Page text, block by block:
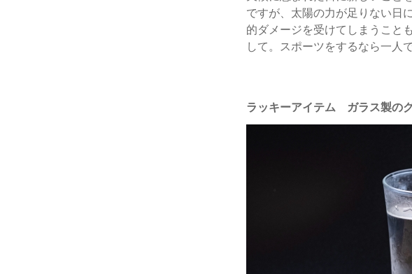
ですが、太陽の力が足りない日
的ダメージを受けてしまうこと
して。スポーツをするなら一人
ラッキーアイテム ガラス製の